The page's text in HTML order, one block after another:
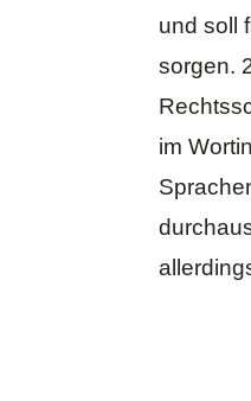
und soll
sorgen.
im